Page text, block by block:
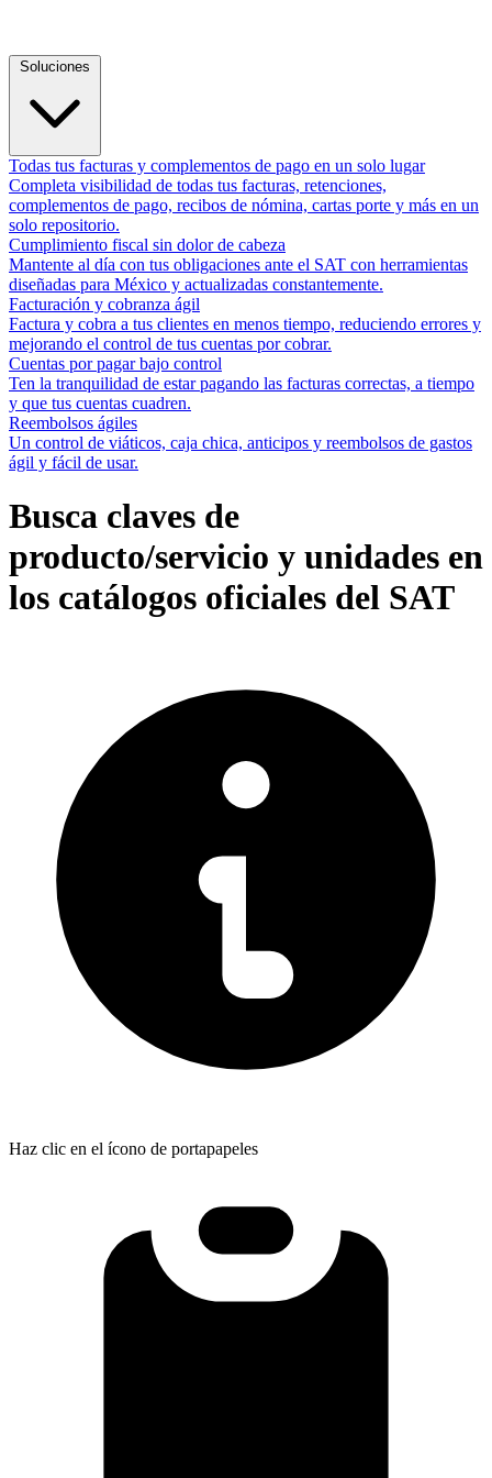
Soluciones
Todas tus facturas y complementos de pago en un solo lugar
Completa visibilidad de todas tus facturas, retenciones,
complementos de pago, recibos de nómina, cartas porte y más en un
solo repositorio.
Cumplimiento fiscal sin dolor de cabeza
Mantente al día con tus obligaciones ante el SAT con herramientas
diseñadas para México y actualizadas constantemente.
Facturación y cobranza ágil
Factura y cobra a tus clientes en menos tiempo, reduciendo errores y
mejorando el control de tus cuentas por cobrar.
Cuentas por pagar bajo control
Ten la tranquilidad de estar pagando las facturas correctas, a tiempo
y que tus cuentas cuadren.
Reembolsos ágiles
Un control de viáticos, caja chica, anticipos y reembolsos de gastos
ágil y fácil de usar.
Busca claves de
producto/servicio y unidades en
los catálogos oficiales del SAT
Haz clic en el ícono de portapapeles